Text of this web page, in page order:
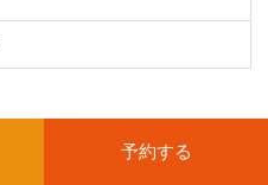
予約する